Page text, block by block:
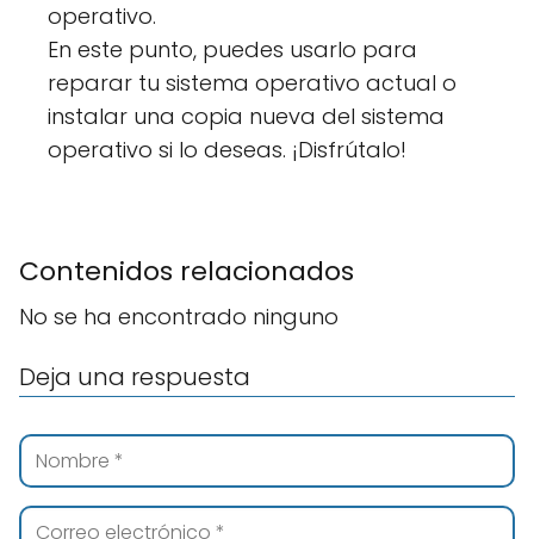
operativo.
En este punto, puedes usarlo para
reparar tu sistema operativo actual o
instalar una copia nueva del sistema
operativo si lo deseas. ¡Disfrútalo!
Contenidos relacionados
No se ha encontrado ninguno
Deja una respuesta